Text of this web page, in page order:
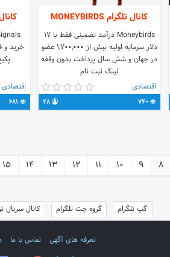
کانال تلگرام MONEYBIRDS
Moneybirds درآمد تضمینی فقط با 17
دلار سرمایه اولیه بیش از 1,700,000 عضو
در جهان و شش سال پرداخت بدون وقفه
لینک ثبت نام
http://moneybirds.org/?i=1325060
تماس با ادمین : @artinarmy
اقتصادی
740
28
خرید و
اقتصادی
681
8
9
10
11
12
13
14
15
گپ تلگرام گروه چت تلگرام کانال سریال ترکی【21
تعرفه های آگهی تماس با ما